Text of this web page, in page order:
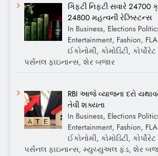
ગિફ્ટી નિફ્ટી સવારે 24700
24800 મહત્વની રેઝિસ્ટન્સ
In Business, Elections
Entertainment, Fashion,
ઈકોનોમી, કોમોડિટી,
પર્સનલ ફાઇનાન્સ, શેર બજાર
RBI આજે વ્યાજના દરો
તેવી શક્યતા
In Business, Elections
Entertainment, Fashion,
ઈકોનોમી, કોમોડિટી,
પર્સનલ ફાઇનાન્સ, મ્યુચ્યુઅલ ફંડ, શેર